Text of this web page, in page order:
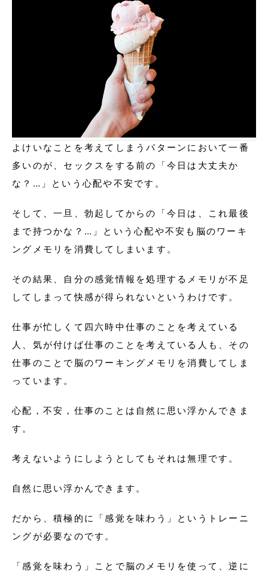
よけいなことを考えてしまうパターンにおいて一番
多いのが、セックスをする前の「今日は大丈夫か
な？…」という心配や不安です。
そして、一旦、勃起してからの「今日は、これ最後
まで持つかな？…」という心配や不安も脳のワーキ
ングメモリを消費してしまいます。
その結果、自分の感覚情報を処理するメモリが不足
してしまって快感が得られないというわけです。
仕事が忙しくて四六時中仕事のことを考えている
人、気が付けば仕事のことを考えている人も、その
仕事のことで脳のワーキングメモリを消費してしま
っています。
心配，不安，仕事のことは自然に思い浮かんできま
す。
考えないようにしようとしてもそれは無理です。
自然に思い浮かんできます。
だから、積極的に「感覚を味わう」というトレーニ
ングが必要なのです。
「感覚を味わう」ことで脳のメモリを使って、逆に